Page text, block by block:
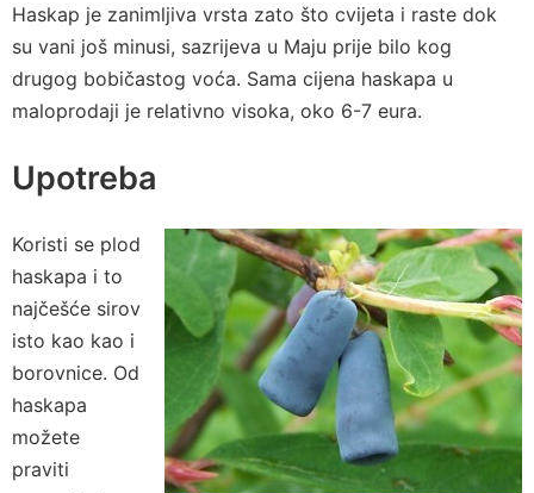
Haskap je zanimljiva vrsta zato što cvijeta i raste dok
su vani još minusi, sazrijeva u Maju prije bilo kog
drugog bobičastog voća. Sama cijena haskapa u
maloprodaji je relativno visoka, oko 6-7 eura.
Upotreba
Koristi se plod
haskapa i to
najčešće sirov
isto kao kao i
borovnice. Od
haskapa
možete
praviti